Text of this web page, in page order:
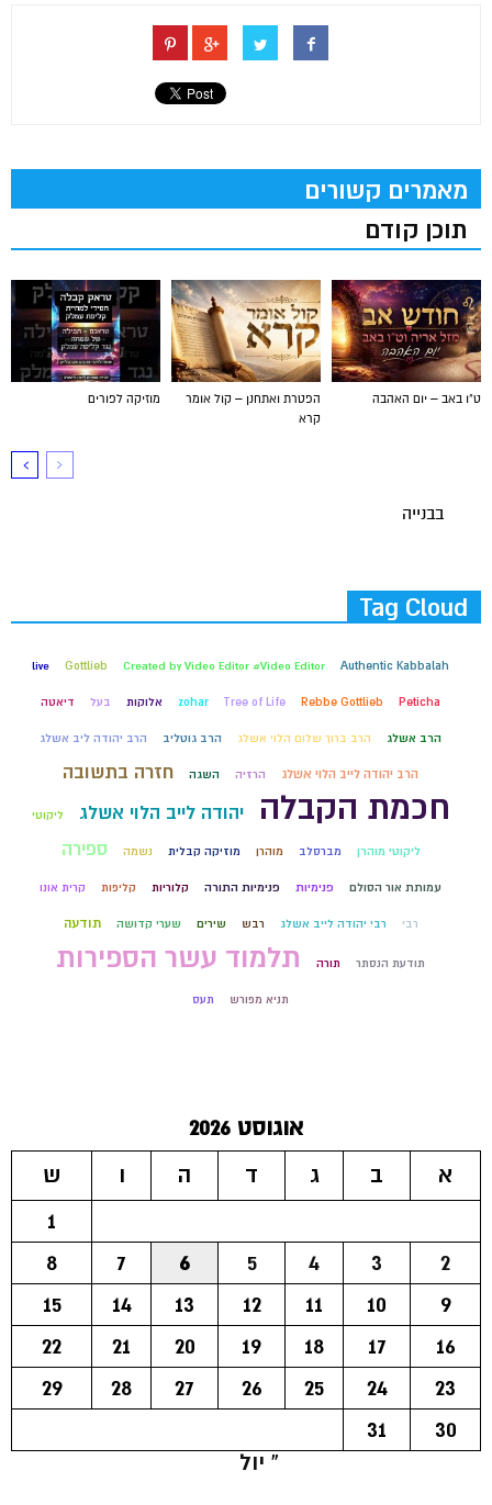
מאמרים קשורים
תוכן קודם
מוזיקה לפורים
הפטרת ואתחנן – קול אומר
קרא
ט"ו באב – יום האהבה
בבנייה
Tag Cloud
Authentic Kabbalah
Created by Video Editor #Video Editor
Gottlieb
live
Peticha
Rebbe Gottlieb
Tree of Life
zohar אלוקות בעל דיאטה
הרב אשלג הרב ברוך שלום הלוי אשלג הרב גוטליב הרב יהודה ליב אשלג
הרב יהודה לייב הלוי אשלג הרזיה השגה חזרה בתשובה
חכמת הקבלה יהודה לייב הלוי אשלג ליקוטי
ליקוטי מוהרן מברסלב מוהרן מוזיקה קבלית נשמה ספירה
עמותת אור הסולם פנימיות פנימיות התורה קלוריות קליפות קרית אונו
רבי רבי יהודה לייב אשלג רבש שירים שערי קדושה תודעה
תודעת הנסתר תורה תלמוד עשר הספירות
תניא מפורש תעס
אוגוסט 2026
א
ב ג ד ה ו
ש
1
2
3
4
5
6
7
8
9
10
11
12
13
14
15
16
17
18
19
20
21
22
23
24
25
26
27
28
29
30
31
« יול